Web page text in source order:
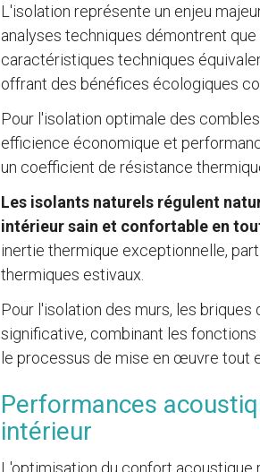
L'isolation représente un enjeu
analyses techniques démontrent
caractéristiques techniques
offrant des bénéfices écologiques
Pour l'isolation optimale des
efficience économique et
un coefficient de résistance
Les isolants naturels régulent
intérieur sain et confortable en
inertie thermique exceptionnelle,
thermiques estivaux.
Pour l'isolation des murs, les
significative, combinant les
le processus de mise en œuvre tout
Performances
intérieur
L'optimisation du confort